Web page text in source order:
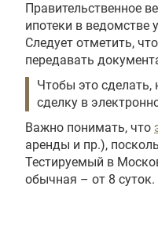
Правительственное
ипотеки в ведомстве
Следует отметить,
передавать
Чтобы это сделать,
сделку в
Важно понимать, что
аренды и пр.),
Тестируемый в
обычная – от 8